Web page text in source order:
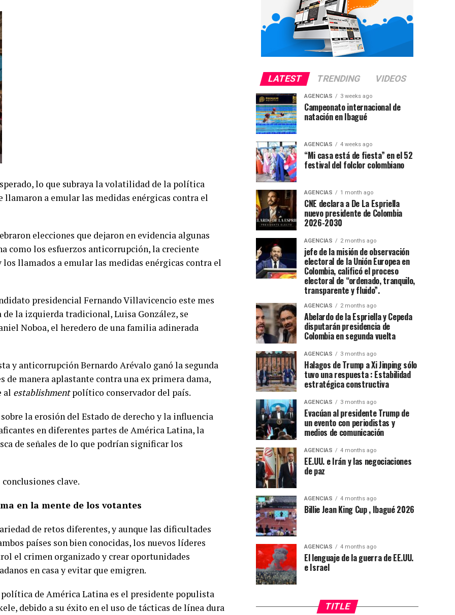
lo que subraya la volatilidad de la política
a emular las medidas enérgicas contra el
elecciones que dejaron en evidencia algunas
como los esfuerzos anticorrupción, la creciente
llamados a emular las medidas enérgicas contra el
presidencial Fernando Villavicencio este mes
la izquierda tradicional, Luisa González, se
Noboa, el heredero de una familia adinerada
y anticorrupción Bernardo Arévalo ganó la segunda
de manera aplastante contra una ex primera dama,
al establishmentpolítico conservador del país.
la erosión del Estado de derecho y la influencia
en diferentes partes de América Latina, la
de señales de lo que podrían significar los
clave.
en la mente de los votantes
de retos diferentes, y aunque las dificultades
países son bien conocidas, los nuevos líderes
el crimen organizado y crear oportunidades
en casa y evitar que emigren.
de América Latina es el presidente populista
debido a su éxito en el uso de tácticas de línea dura
LATEST TRENDING VIDEOS
AGENCIAS 3 weeks ago
Campeonato internacional de
natación en Ibagué
AGENCIAS 4 weeks ago
“Mi casa está de fiesta” en el 52
festival del folclor colombiano
AGENCIAS 1 month ago
CNE declara a De La Espriella
nuevo presidente de Colombia
2026-2030
AGENCIAS 2 months ago
jefe de la misión de observación
electoral de la Unión Europea en
Colombia, calificó el proceso
electoral de “ordenado, tranquilo,
transparente y fluido”.
AGENCIAS 2 months ago
Abelardo de la Espriella y Cepeda
disputarán presidencia de
Colombia en segunda vuelta
AGENCIAS 3 months ago
Halagos de Trump a Xi Jinping sólo
tuvo una respuesta : Estabilidad
estratégica constructiva
AGENCIAS 3 months ago
Evacúan al presidente Trump de
un evento con periodistas y
medios de comunicación
AGENCIAS 4 months ago
EE.UU. e Irán y las negociaciones
de paz
AGENCIAS 4 months ago
Billie Jean King Cup , Ibagué 2026
AGENCIAS 4 months ago
El lenguaje de la guerra de EE.UU.
e Israel
TITLE